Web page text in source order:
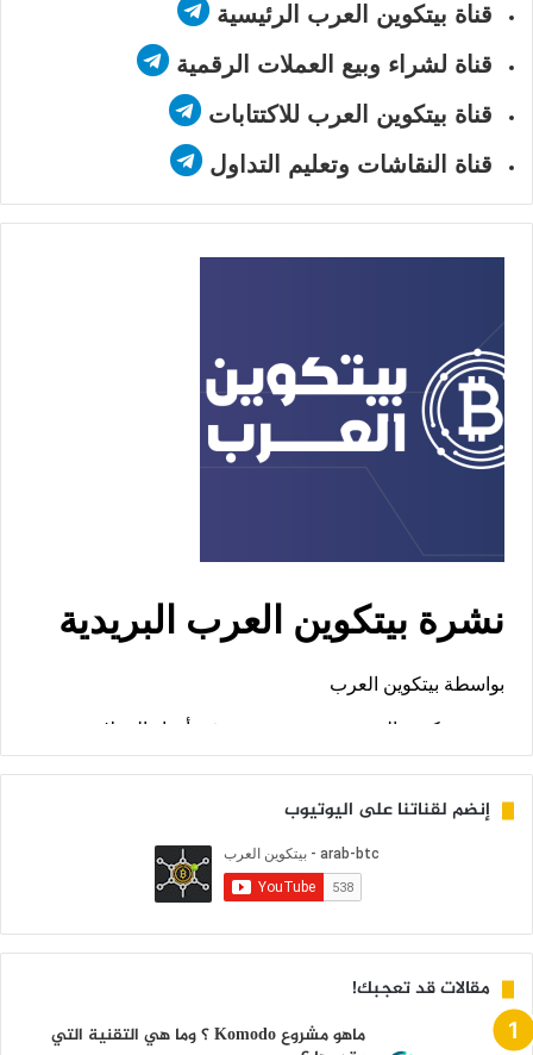
قناة بيتكوين العرب الرئيسية
قناة لشراء وبيع العملات الرقمية
قناة بيتكوين العرب للاكتتابات
قناة النقاشات وتعليم التداول
إنضم لقناتنا على اليوتيوب
مقالات قد تعجبك!
ماهو مشروع Komodo ؟ وما هي التقنية التي